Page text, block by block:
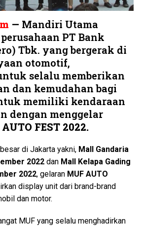
— Mandiri Utama
PT Bank
Tbk. yang bergerak di
otomotif,
selalu memberikan
dan kemudahan bagi
memiliki kendaraan
dengan menggelar
FEST 2022.
di Jakarta yakni, Mall Gandaria
2022 dan Mall Kelapa Gading
2022, gelaran MUF AUTO
display unit dari brand-brand
dan motor.
MUF yang selalu menghadirkan